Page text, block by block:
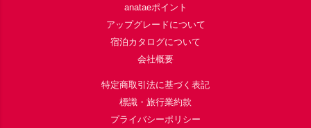
anataeポイント
アップグレードについて
宿泊カタログについて
会社概要
特定商取引法に基づく表記
標識・旅行業約款
プライバシーポリシー